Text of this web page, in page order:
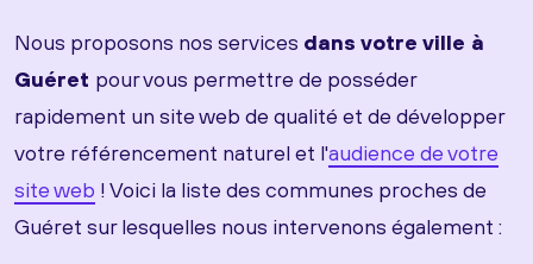
Nous proposons nos services dans votre ville à
Guéret pour vous permettre de posséder
rapidement un site web de qualité et de développer
votre référencement naturel et l'audience de votre
site web ! Voici la liste des communes proches de
Guéret sur lesquelles nous intervenons également :